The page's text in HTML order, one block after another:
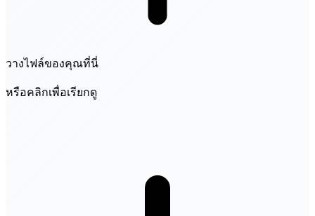
วางไฟล์ของคุณที่นี่
หรือคลิกเพื่อเรียกดู